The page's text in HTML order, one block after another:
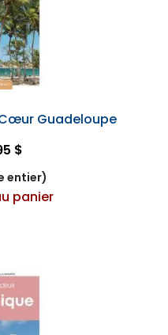
Guadeloupe
$
entier)
panier